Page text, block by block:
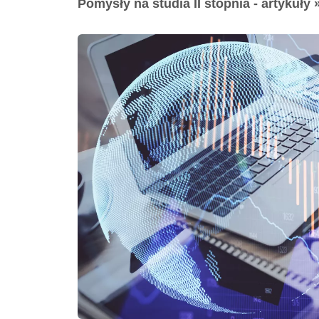
Pomysły na studia II stopnia - artykuły